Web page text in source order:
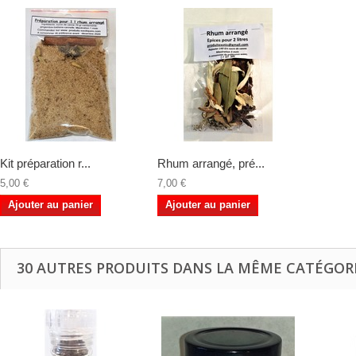
Kit préparation r...
5,00 €
Ajouter au panier
Rhum arrangé, pré...
7,00 €
Ajouter au panier
30 AUTRES PRODUITS DANS LA MÊME